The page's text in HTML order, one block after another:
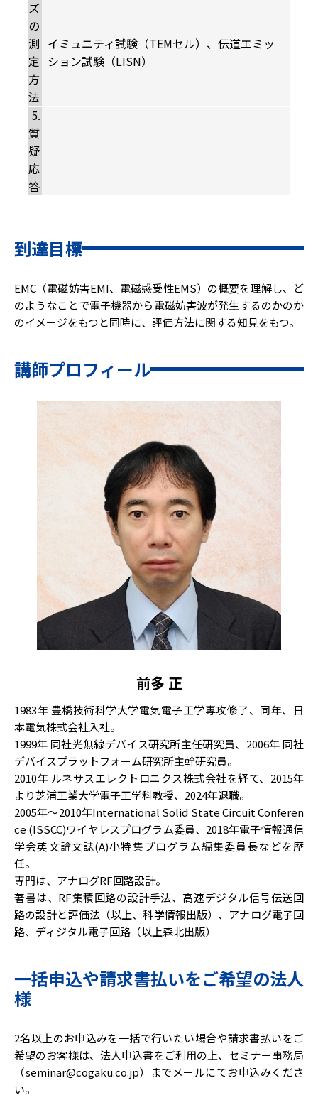
ズ
の
測
定
方
法
イミュニティ試験（TEMセル）、伝道エミッ
ション試験（LISN）
5.
質
疑
応
答
到達目標
EMC（電磁妨害EMI、電磁感受性EMS）の概要を理解し、ど
のようなことで電子機器から電磁妨害波が発生するのかのか
のイメージをもつと同時に、評価方法に関する知見をもつ。
講師プロフィール
前多 正
1983年 豊橋技術科学大学電気電子工学専攻修了、同年、日
本電気株式会社入社。
1999年 同社光無線デバイス研究所主任研究員、2006年 同社
デバイスプラットフォーム研究所主幹研究員。
2010年 ルネサスエレクトロニクス株式会社を経て、2015年
より芝浦工業大学電子工学科教授、2024年退職。
2005年～2010年International Solid State Circuit Conferen
ce (ISSCC)ワイヤレスプログラム委員、2018年電子情報通信
学会英文論文誌(A)小特集プログラム編集委員長などを歴
任。
専門は、アナログRF回路設計。
著書は、RF集積回路の設計手法、高速デジタル信号伝送回
路の設計と評価法（以上、科学情報出版）、アナログ電子回
路、ディジタル電子回路（以上森北出版）
一括申込や請求書払いをご希望の法人
様
2名以上のお申込みを一括で行いたい場合や請求書払いをご
希望のお客様は、法人申込書をご利用の上、セミナー事務局
（seminar@cogaku.co.jp）までメールにてお申込みくださ
い。